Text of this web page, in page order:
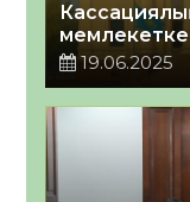
мемлекетке
19.06.2025